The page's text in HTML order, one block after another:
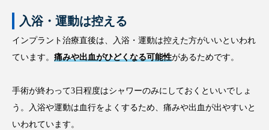
入浴・運動は控える
インプラント治療直後は、入浴・運動は控えた方がいいといわれ
ています。 痛みや出血がひどくなる可能性があるためです。
手術が終わって3日程度はシャワーのみにしておくといいでしょ
う。入浴や運動は血行をよくするため、痛みや出血が出やすいと
いわれています。